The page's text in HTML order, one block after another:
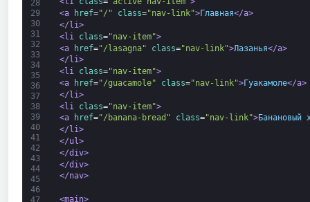
28
29
30
31
32
33
34
35
36
37
38
39
40
41
42
43
44
45
46
<a
href="/" class="nav-link">Главная</a>
</li>
<li class="nav-item">
<a
href="/lasagna" class="nav-link">Лазанья</a>
</li>
<li class="nav-item">
<a
href="/guacamole" class="nav-link">Гуакамоле</a>
</li>
<li
class="nav-item">
<a
href="/banana-bread" class="nav-link">Банановый
</li>
</ul>
</div>
</div>
</nav>
<main>